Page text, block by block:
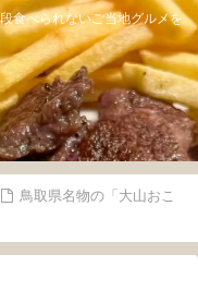
食べられないご当地グルメを
鳥取県名物の「大山おこ